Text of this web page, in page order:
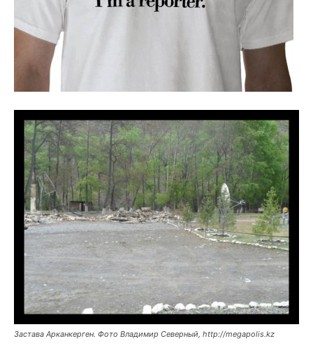
Застава Арканкерген. Фото Владимир Северный, http://megapolis.kz